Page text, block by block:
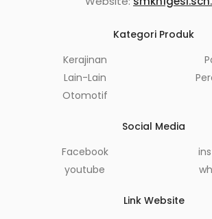
Kategori Produk
Kerajinan
Lain-Lain
Otomotif
Social Media
Facebook
youtube
Link Website